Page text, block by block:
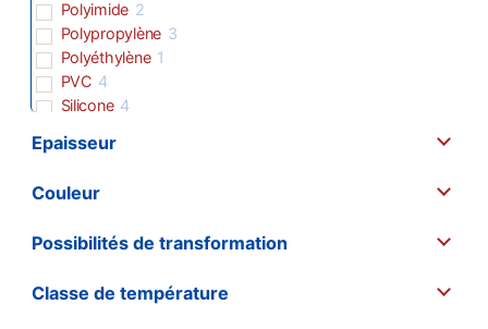
Polyimide 2
Polypropylène 3
Polyéthylène 1
PVC 4
Silicone 4
Tissu 2
Tissu enduit
Vinyle 2
Epaisseur
Couleur
Possibilités de transformation
Classe de température